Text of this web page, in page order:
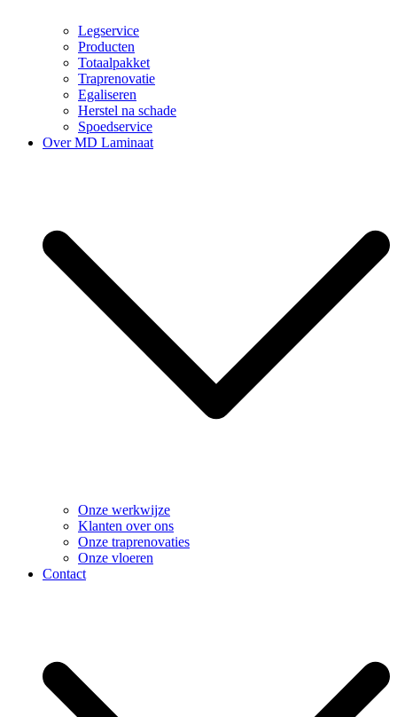
Legservice
Producten
Totaalpakket
Traprenovatie
Egaliseren
Herstel na schade
Spoedservice
Over MD Laminaat
Onze werkwijze
Klanten over ons
Onze traprenovaties
Onze vloeren
Contact